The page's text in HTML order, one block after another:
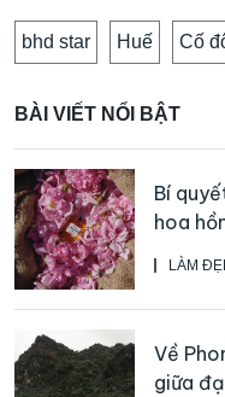
bhd star Huế Cố
BÀI VIẾT NỔI BẬT
LÀM
Bí
hoa
phẩm
Về
giữa